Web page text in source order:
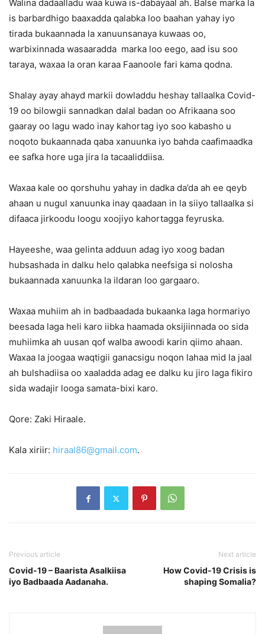
Walina dadaalladu waa kuwa is-dabayaal ah. Balse marka la
is barbardhigo baaxadda qalabka loo baahan yahay iyo
tirada bukaannada la xanuunsanaya kuwaas oo,
warbixinnada wasaaradda marka loo eego, aad isu soo
taraya, waxaa la oran karaa Faanoole fari kama qodna.
Shalay ayay ahayd markii dowladdu heshay tallaalka Covid-
19 oo bilowgii sannadkan dalal badan oo Afrikaana soo
gaaray oo lagu wado inay kahortag iyo soo kabasho u
noqoto bukaannada qaba xanuunka iyo bahda caafimaadka
ee safka hore uga jira la tacaaliddiisa.
Waxaa kale oo qorshuhu yahay in dadka da’da ah ee qeyb
ahaan u nugul xanuunka inay qaadaan in la siiyo tallaalka si
difaaca jirkoodu loogu xoojiyo kahortagga feyruska.
Hayeeshe, waa gelinta adduun adag iyo xoog badan
hubsashada in dalku helo qalabka neefsiga si nolosha
bukaannada xanuunka la ildaran loo gargaaro.
Waxaa muhiim ah in badbaadada bukaanka laga hormariyo
beesada laga heli karo iibka haamada oksijiinnada oo sida
muhiimka ah uusan qof walba awoodi karin qiimo ahaan.
Waxaa la joogaa waqtigii ganacsigu noqon lahaa mid la jaal
ah bulshadiisa oo xaaladda adag ee dalku ku jiro laga fikiro
sida wadajir looga samata-bixi karo.
Qore: Zaki Hiraale.
Kala xiriir: hiraal86@gmail.com.
Previous article
Covid-19 – Baarista Asalkiisa
iyo Badbaada Aadanaha.
Next article
How Covid-19 Crisis is
shaping Somalia?